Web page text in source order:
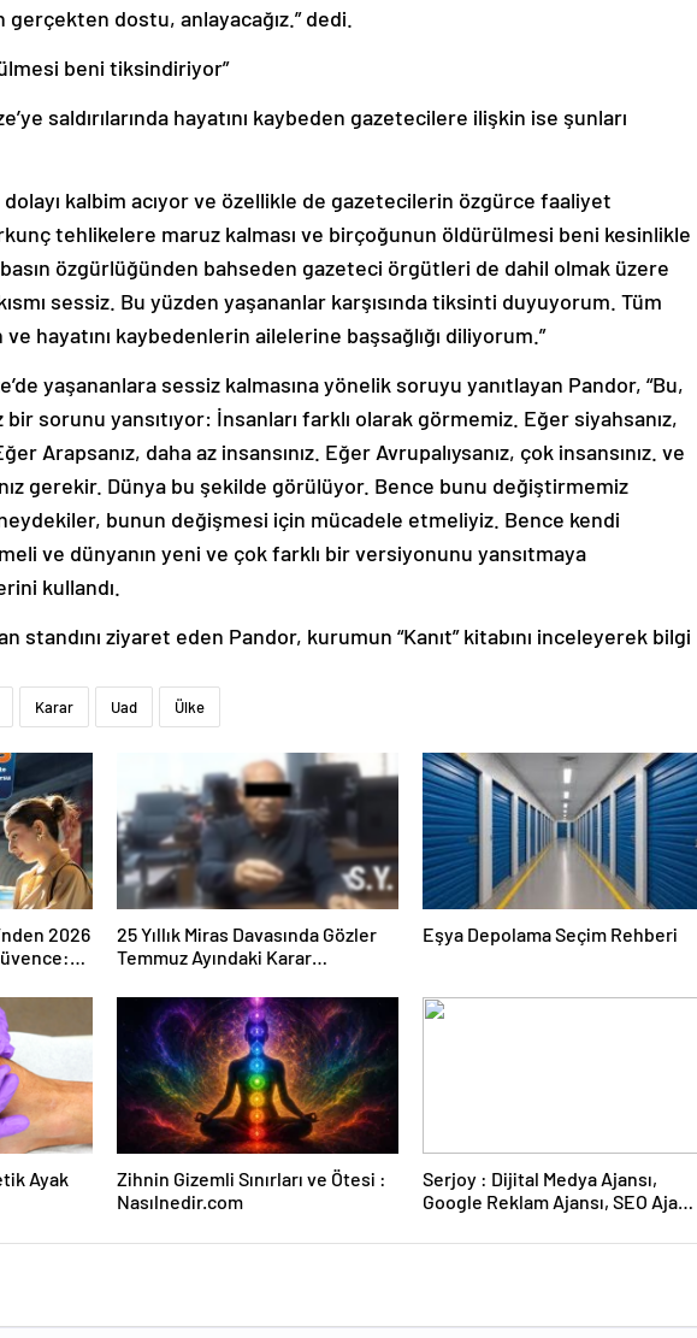
gerçekten dostu, anlayacağız.” dedi.
beni tiksindiriyor”
saldırılarında hayatını kaybeden gazetecilere ilişkin ise şunları
kalbim acıyor ve özellikle de gazetecilerin özgürce faaliyet
tehlikelere maruz kalması ve birçoğunun öldürülmesi beni kesinlikle
özgürlüğünden bahseden gazeteci örgütleri de dahil olmak üzere
sessiz. Bu yüzden yaşananlar karşısında tiksinti duyuyorum. Tüm
ve hayatını kaybedenlerin ailelerine başsağlığı diliyorum.”
yaşananlara sessiz kalmasına yönelik soruyu yanıtlayan Pandor, “Bu,
bir sorunu yansıtıyor: İnsanları farklı olarak görmemiz. Eğer siyahsanız,
Arapsanız, daha az insansınız. Eğer Avrupalıysanız, çok insansınız. ve
gerekir. Dünya bu şekilde görülüyor. Bence bunu değiştirmemiz
bunun değişmesi için mücadele etmeliyiz. Bence kendi
ve dünyanın yeni ve çok farklı bir versiyonunu yansıtmaya
kullandı.
standını ziyaret eden Pandor, kurumun “Kanıt” kitabını inceleyerek bilgi
Karar Uad Ülke
2026
25 Yıllık Miras Davasında Gözler
Temmuz Ayındaki Karar
Eşya Depolama Seçim Rehberi
Ayak
Zihnin Gizemli Sınırları ve Ötesi :
Nasılnedir.com
Serjoy : Dijital Medya Ajansı,
Google Reklam Ajansı, SEO Ajansı